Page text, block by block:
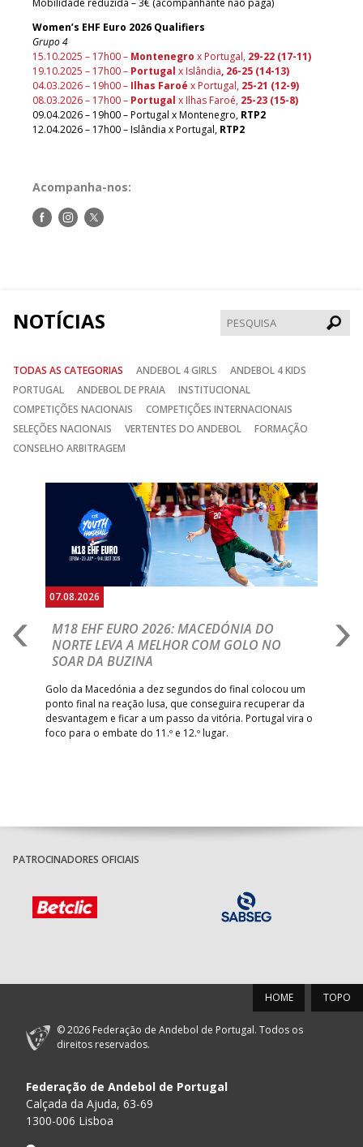
Mobilidade reduzida – 3€ (acompanhante não paga)
Women’s EHF Euro 2026 Qualifiers
Grupo 4
15.10.2025 – 17h00 – Montenegro x Portugal, 29-22 (17-11)
19.10.2025 – 17h00 – Portugal x Islândia, 26-25 (14-13)
04.03.2026 – 19h00 – Ilhas Faroé x Portugal, 25-21 (12-9)
08.03.2026 – 17h00 – Portugal x Ilhas Faroé, 25-23 (15-8)
09.04.2026 – 19h00 – Portugal x Montenegro, RTP2
12.04.2026 – 17h00 – Islândia x Portugal, RTP2
Acompanha-nos:
Siga-Siga-Siga-
NOTÍCIAS
TODAS AS CATEGORIAS ANDEBOL 4 GIRLS
ANDEBOL 4 KIDS
PORTUGAL
ANDEBOL DE PRAIA
INSTITUCIONAL
COMPETIÇÕES NACIONAIS
COMPETIÇÕES INTERNACIONAIS
SELEÇÕES NACIONAIS
VERTENTES DO ANDEBOL
FORMAÇÃO
CONSELHO ARBITRAGEM
07.08.2026
M18 EHF EURO 2026: MACEDÓNIA DO
NORTE LEVA A MELHOR COM GOLO NO
SOAR DA BUZINA
Golo da Macedónia a dez segundos do final colocou um
ponto final na reação lusa, que conseguira recuperar da
desvantagem e ficar a um passo da vitória. Portugal vira o
foco para o embate do 11.º e 12.º lugar.
PATROCINADORES OFICIAIS
TOPO
HOME
© 2026 Federação de Andebol de Portugal. Todos os
direitos reservados.
Federação de Andebol de Portugal
Calçada da Ajuda, 63-69
1300-006 Lisboa